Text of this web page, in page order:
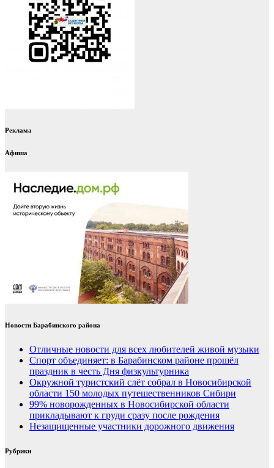
Реклама
Афиша
Новости Барабинского района
Отличные новости для всех любителей живой музыки
Спорт объединяет: в Барабинском районе прошёл
праздник в честь Дня физкультурника
Окружной туристский слёт собрал в Новосибирской
области 150 молодых путешественников Сибири
99% новорожденных в Новосибирской области
прикладывают к груди сразу после рождения
Незащищенные участники дорожного движения
Рубрики